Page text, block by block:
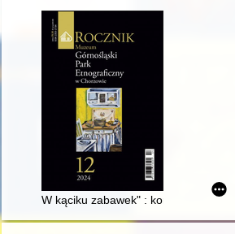
W kąciku zabawek" : konserwacja,